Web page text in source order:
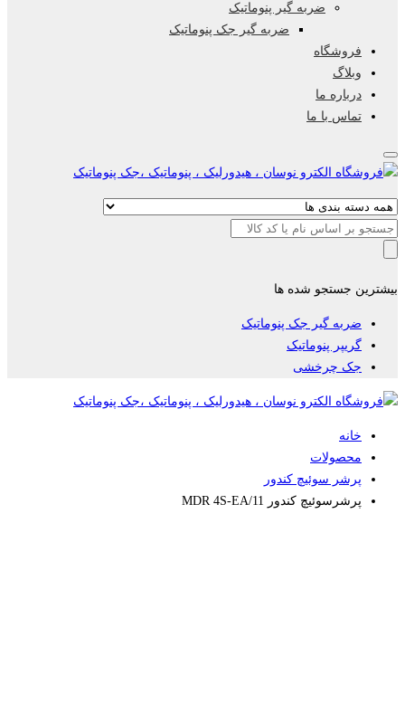
ضربه گیر پنوماتیک
ضربه گیر جک پنوماتیک
فروشگاه
وبلاگ
درباره ما
تماس با ما
جستجو
بیشترین جستجو شده ها
ضربه گیر جک پنوماتیک
گریپر پنوماتیک
جک چرخشی
خانه
محصولات
پرشر سوئیچ کندور
پرشرسوئیچ کندور MDR 4S-EA/11